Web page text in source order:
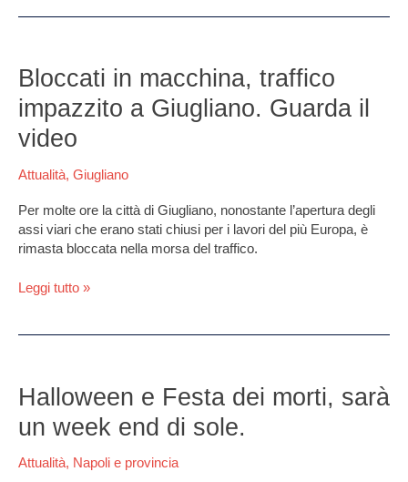
Bloccati in macchina, traffico
impazzito a Giugliano. Guarda il
video
Attualità, Giugliano
Per molte ore la città di Giugliano, nonostante l’apertura degli
assi viari che erano stati chiusi per i lavori del più Europa, è
rimasta bloccata nella morsa del traffico.
in
macchina,
traffico
impazzito
a
Giugliano.
il
video
Leggi tutto »
Halloween e Festa dei morti, sarà
un week end di sole.
Attualità, Napoli e provincia
e
Festa
dei
sarà